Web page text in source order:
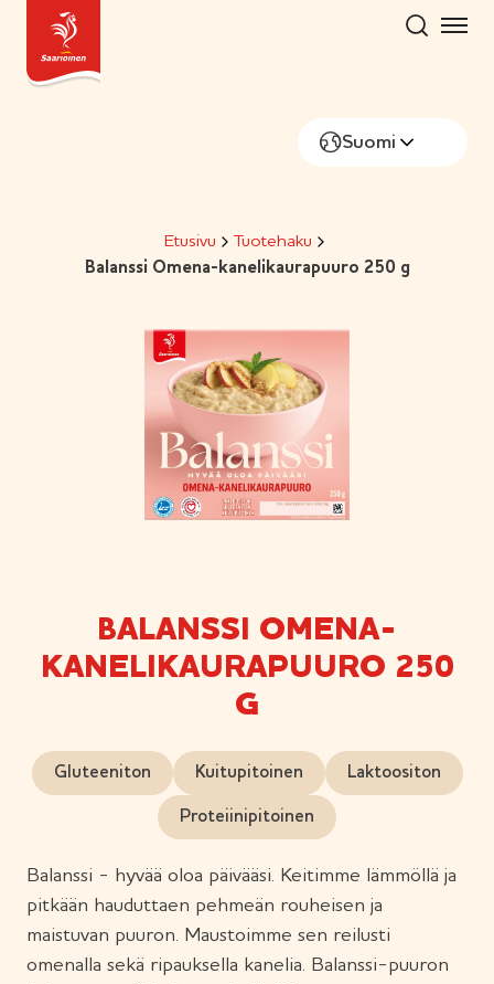
Hyppää
sisältöön
Suomi
Etusivu
Tuotehaku
Balanssi Omena-kanelikaurapuuro 250 g
BALANSSI OMENA-
KANELIKAURAPUURO 250
G
Gluteeniton Kuitupitoinen Laktoositon
Proteiinipitoinen
Balanssi - hyvää oloa päivääsi. Keitimme lämmöllä ja
pitkään hauduttaen pehmeän rouheisen ja
maistuvan puuron. Maustoimme sen reilusti
omenalla sekä ripauksella kanelia. Balanssi-puuron